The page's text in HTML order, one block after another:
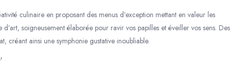
culinaire en proposant des menus d’exception mettant en valeur les
soigneusement élaborée pour ravir vos papilles et éveiller vos sens. Des
créant ainsi une symphonie gustative inoubliable.